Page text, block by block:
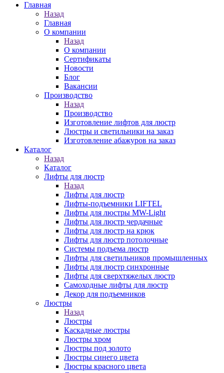
Главная
Назад
Главная
О компании
Назад
О компании
Сертификаты
Новости
Блог
Вакансии
Производство
Назад
Производство
Изготовление лифтов для люстр
Люстры и светильники на заказ
Изготовление абажуров на заказ
Каталог
Назад
Каталог
Лифты для люстр
Назад
Лифты для люстр
Лифты-подъемники LIFTEL
Лифты для люстры MW-Light
Лифты для люстр чердачные
Лифты для люстр на крюк
Лифты для люстр потолочные
Системы подъема люстр
Лифты для светильников промышленных
Лифты для люстр синхронные
Лифты для сверхтяжелых люстр
Самоходные лифты для люстр
Декор для подъемников
Люстры
Назад
Люстры
Каскадные люстры
Люстры хром
Люстры под золото
Люстры синего цвета
Люстры красного цвета